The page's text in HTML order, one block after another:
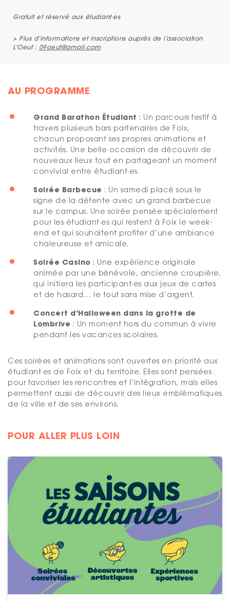
Gratuit et réservé aux étudiant·es
> Plus d’informations et inscriptions auprès de l’association
L’Oeuf : 09oeuf@gmail.com
AU PROGRAMME
Grand Barathon Étudiant : Un parcours festif à
travers plusieurs bars partenaires de Foix,
chacun proposant ses propres animations et
activités. Une belle occasion de découvrir de
nouveaux lieux tout en partageant un moment
convivial entre étudiant·es.
Soirée Barbecue : Un samedi placé sous le
signe de la détente avec un grand barbecue
sur le campus. Une soirée pensée spécialement
pour les étudiant·es qui restent à Foix le week-
end et qui souhaitent profiter d’une ambiance
chaleureuse et amicale.
Soirée Casino : Une expérience originale
animée par une bénévole, ancienne croupière,
qui initiera les participant·es aux jeux de cartes
et de hasard… le tout sans mise d’argent.
Concert d’Halloween dans la grotte de
Lombrive : Un moment hors du commun à vivre
pendant les vacances scolaires.
Ces soirées et animations sont ouvertes en priorité aux
étudiant·es de Foix et du territoire. Elles sont pensées
pour favoriser les rencontres et l’intégration, mais elles
permettent aussi de découvrir des lieux emblématiques
de la ville et de ses environs.
POUR ALLER PLUS LOIN